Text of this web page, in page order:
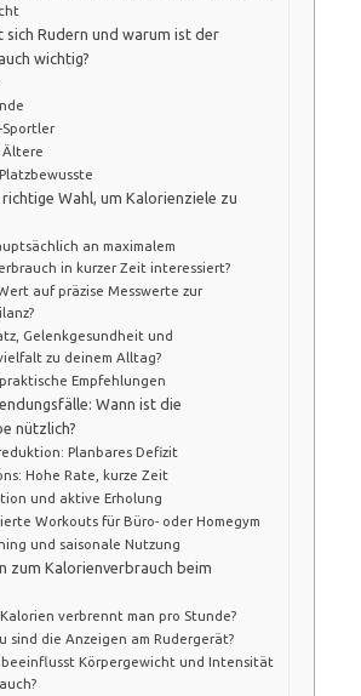
sich Rudern und warum ist der
wichtig?
Sportler
Ältere
Wahl, um Kalorienziele zu
an maximalem
in kurzer Zeit interessiert?
auf präzise Messwerte zur
Gelenkgesundheit und
zu deinem Alltag?
Empfehlungen
Wann ist die
nützlich?
Planbares Defizit
Hohe Rate, kurze Zeit
und aktive Erholung
Workouts für Büro- oder Homegym
und saisonale Nutzung
zum Kalorienverbrauch beim
verbrennt man pro Stunde?
sind die Anzeigen am Rudergerät?
Körpergewicht und Intensität